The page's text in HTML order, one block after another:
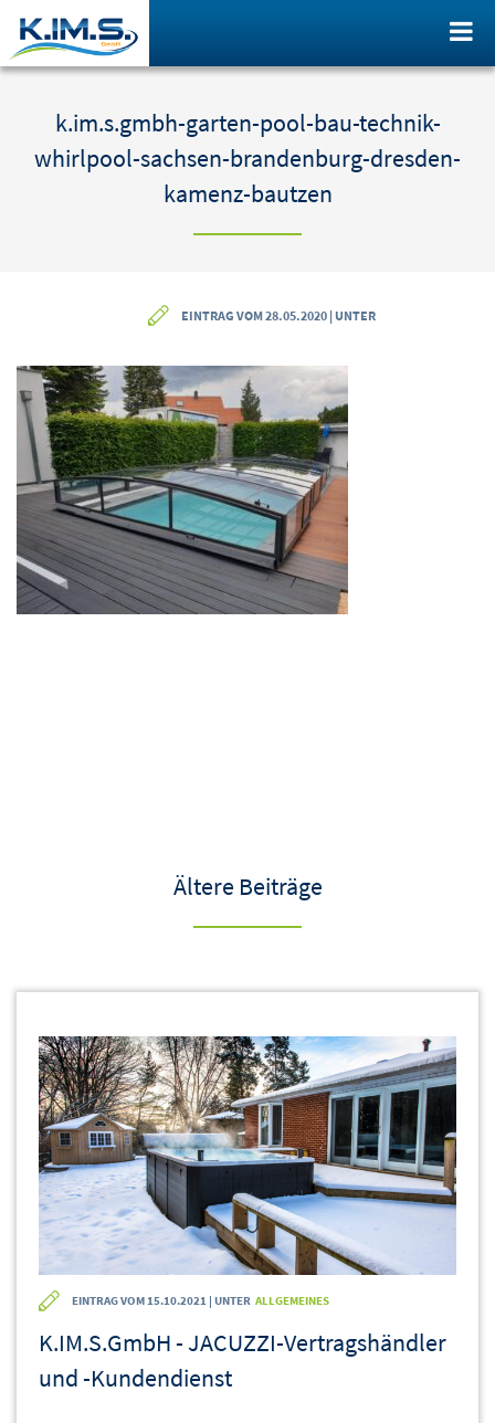
k.im.s.gmbh-garten-pool-bau-technik-
whirlpool-sachsen-brandenburg-dresden-
kamenz-bautzen
EINTRAG VOM 28.05.2020 | UNTER
Ältere Beiträge
EINTRAG VOM 15.10.2021 | UNTER ALLGEMEINES
K.IM.S.GmbH - JACUZZI-Vertragshändler
und -Kundendienst